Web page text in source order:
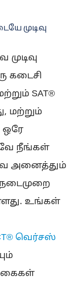
முடிவு
கடைசி
SAT®
மற்றும்
நீங்கள்
அனைத்தும்
உங்கள்
வெர்சஸ்